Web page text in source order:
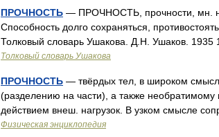
ПРОЧНОСТЬ — ПРОЧНОСТЬ, прочности, мн.
Способность долго сохраняться,
Толковый словарь Ушакова. Д.Н. Ушаков. 1935
Толковый словарь Ушакова
ПРОЧНОСТЬ — твёрдых тел, в широком
(разделению на части), а также
действием внеш. нагрузок. В узком смысле
Физическая энциклопедия